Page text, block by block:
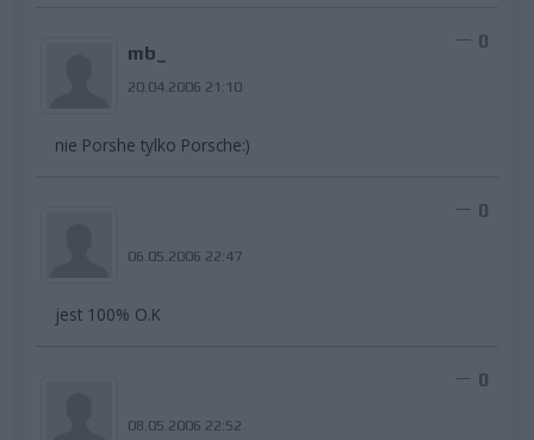
mb_
20.04.2006 21:10
0
nie Porshe tylko Porsche:)
06.05.2006 22:47
0
jest 100% O.K
08.05.2006 22:52
0